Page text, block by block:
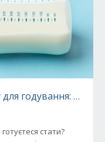
для годування:
стати?